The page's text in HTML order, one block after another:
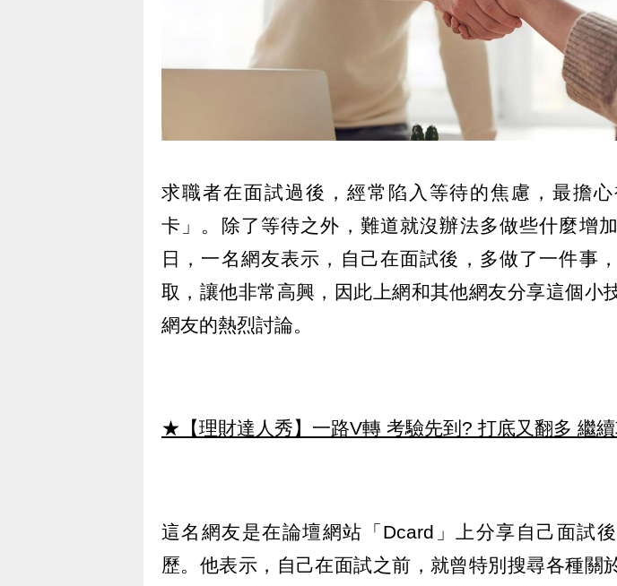
求職者在面試過後，經常陷入等待的焦慮，最擔
卡」。除了等待之外，難道就沒辦法多做些什麼增
日，一名網友表示，自己在面試後，多做了一件事
取，讓他非常高興，因此上網和其他網友分享這個小
網友的熱烈討論。
★【理財達人秀】一路V轉 考驗先到? 打底又翻多 繼
這名網友是在論壇網站「Dcard」上分享自己面試
歷。他表示，自己在面試之前，就曾特別搜尋各種關